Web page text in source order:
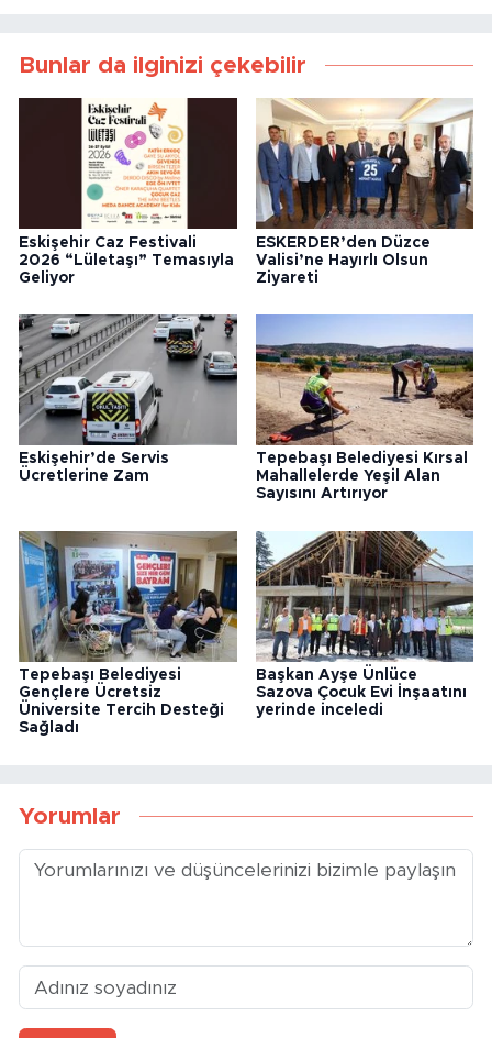
Bunlar da ilginizi çekebilir
Eskişehir Caz Festivali
2026 “Lületaşı” Temasıyla
Geliyor
ESKERDER’den Düzce
Valisi’ne Hayırlı Olsun
Ziyareti
Eskişehir’de Servis
Ücretlerine Zam
Tepebaşı Belediyesi Kırsal
Mahallelerde Yeşil Alan
Sayısını Artırıyor
Tepebaşı Belediyesi
Gençlere Ücretsiz
Üniversite Tercih Desteği
Sağladı
Başkan Ayşe Ünlüce
Sazova Çocuk Evi İnşaatını
yerinde inceledi
Yorumlar